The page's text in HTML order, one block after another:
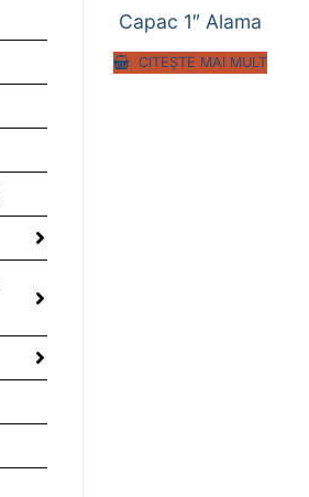
Capac 1″ Alama
CITEȘTE MAI MULT